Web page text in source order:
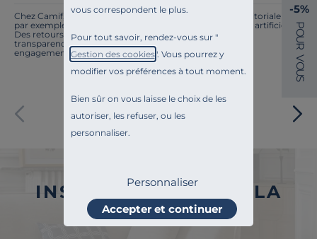
vous correspondent le plus.
Pour tout savoir, rendez-vous sur "
Gestion des cookies". Vous pourrez y
modifier vos préférences à tout moment.
Bien sûr on vous laisse le choix de les
autoriser, les refuser, ou les
personnaliser.
Personnaliser
Accepter et continuer
Chez Camif, on innove en permanence. Notre équipe éditoriale a
par exemple généré cette page à l'aide d'une intelligence artificielle.
Des retours ? Nous sommes à l'écoute. Tout comme la
transparence, l'amélioration continue fait partie de nos
engagements.
Paiement sécurisé
INSCRIVEZ-VOUS À LA
NEWSLETTER
-5%
P
O
U
R
V
O
U
S